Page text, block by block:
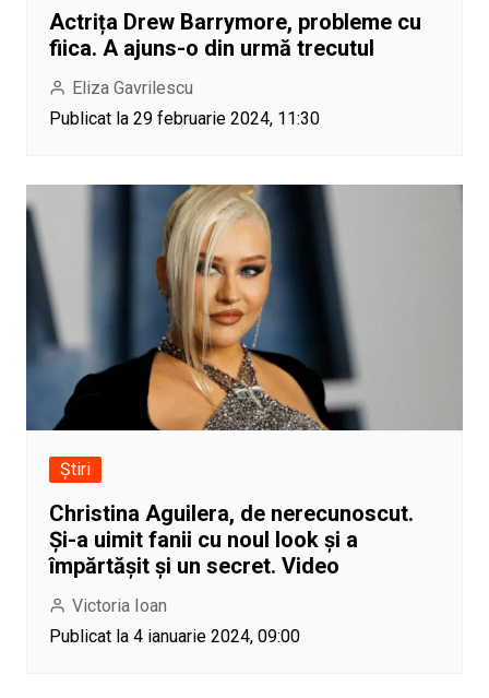
Actrița Drew Barrymore, probleme cu
fiica. A ajuns-o din urmă trecutul
Eliza Gavrilescu
Publicat la 29 februarie 2024, 11:30
Știri
Christina Aguilera, de nerecunoscut.
Și-a uimit fanii cu noul look și a
împărtășit și un secret. Video
Victoria Ioan
Publicat la 4 ianuarie 2024, 09:00